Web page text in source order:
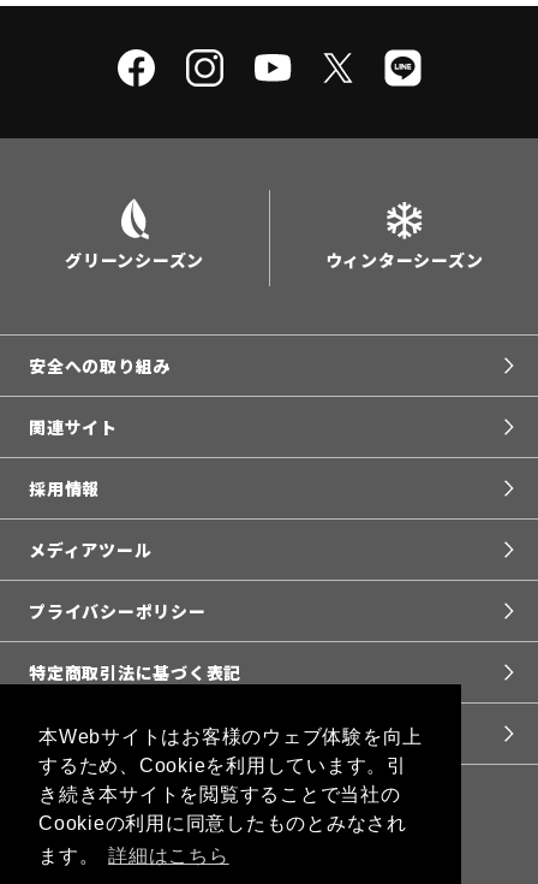
本Webサイトはお客様のウェブ体験を向上
するため、Cookieを利用しています。引
き続き本サイトを閲覧することで当社の
Cookieの利用に同意したものとみなされ
ます。
詳細はこちら
グリーンシーズン ウィンターシーズン
安全への取り組み
関連サイト
採用情報
メディアツール
プライバシーポリシー
特定商取引法に基づく表記
お問い合わせ